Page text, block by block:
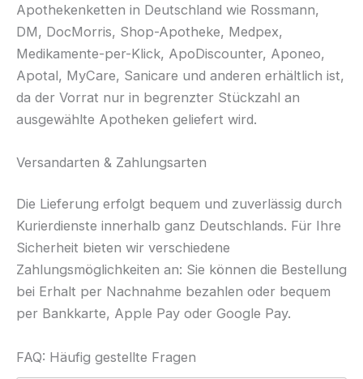
Apothekenketten in Deutschland wie Rossmann,
DM, DocMorris, Shop-Apotheke, Medpex,
Medikamente-per-Klick, ApoDiscounter, Aponeo,
Apotal, MyCare, Sanicare und anderen erhältlich ist,
da der Vorrat nur in begrenzter Stückzahl an
ausgewählte Apotheken geliefert wird.
Versandarten & Zahlungsarten
Die Lieferung erfolgt bequem und zuverlässig durch
Kurierdienste innerhalb ganz Deutschlands. Für Ihre
Sicherheit bieten wir verschiedene
Zahlungsmöglichkeiten an: Sie können die Bestellung
bei Erhalt per Nachnahme bezahlen oder bequem
per Bankkarte, Apple Pay oder Google Pay.
FAQ: Häufig gestellte Fragen